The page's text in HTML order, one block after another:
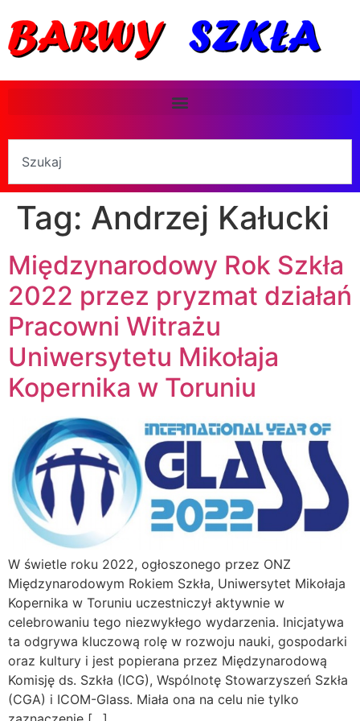
Tag: Andrzej Kałucki
Międzynarodowy Rok Szkła
2022 przez pryzmat działań
Pracowni Witrażu
Uniwersytetu Mikołaja
Kopernika w Toruniu
W świetle roku 2022, ogłoszonego przez ONZ
Międzynarodowym Rokiem Szkła, Uniwersytet Mikołaja
Kopernika w Toruniu uczestniczył aktywnie w
celebrowaniu tego niezwykłego wydarzenia. Inicjatywa
ta odgrywa kluczową rolę w rozwoju nauki, gospodarki
oraz kultury i jest popierana przez Międzynarodową
Komisję ds. Szkła (ICG), Wspólnotę Stowarzyszeń Szkła
(CGA) i ICOM-Glass. Miała ona na celu nie tylko